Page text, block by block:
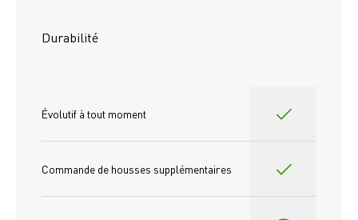
Durabilité
Évolutif à tout moment
Commande de housses supplémentaires